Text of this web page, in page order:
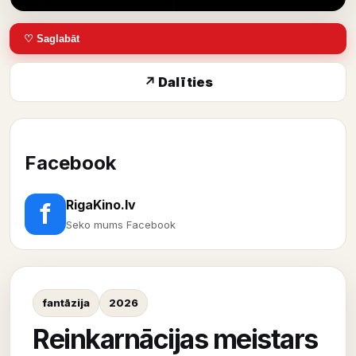
♡ Saglabāt
↗ Dalīties
Facebook
f RigaKino.lv
Seko mums Facebook
fantāzija 2026
Reinkarnācijas meistars